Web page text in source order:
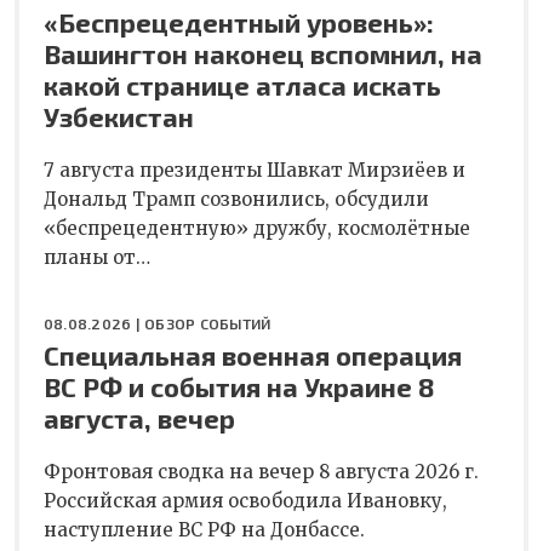
«Беспрецедентный уровень»:
Вашингтон наконец вспомнил, на
какой странице атласа искать
Узбекистан
7 августа президенты Шавкат Мирзиёев и
Дональд Трамп созвонились, обсудили
«беспрецедентную» дружбу, космолётные
планы от…
08.08.2026 | ОБЗОР СОБЫТИЙ
Специальная военная операция
ВС РФ и события на Украине 8
августа, вечер
Фронтовая сводка на вечер 8 августа 2026 г.
Российская армия освободила Ивановку,
наступление ВС РФ на Донбассе.